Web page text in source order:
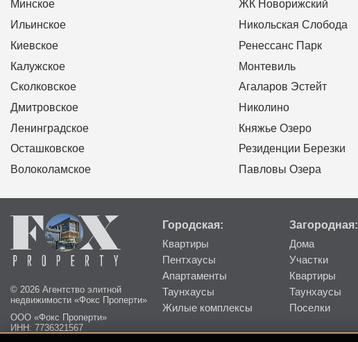
Минское
Ильинское
Киевское
Калужское
Сколковское
Дмитровское
Ленинградское
Осташковское
Волоколамское
ЖК Новорижский
Никольская Слобода
Ренессанс Парк
Монтевиль
Агаларов Эстейт
Николино
Княжье Озеро
Резиденции Березки
Павловы Озера
© 2026 Агентство элитной
недвижимости «Фокс Проперти»
ООО «Фокс Проперти»
ИНН: 7736321567
Городская:
Квартиры
Пентхаусы
Апартаменты
Таунхаусы
Жилые комплексы
Загородная:
Дома
Участки
Квартиры
Таунхаусы
Поселки